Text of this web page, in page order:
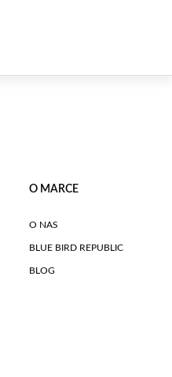
O MARCE
O NAS
BLUE BIRD REPUBLIC
BLOG